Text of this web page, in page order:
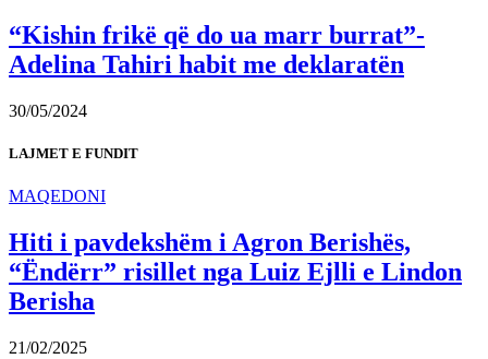
“Kishin frikë që do ua marr burrat”-
Adelina Tahiri habit me deklaratën
30/05/2024
LAJMET E FUNDIT
MAQEDONI
Hiti i pavdekshëm i Agron Berishës,
“Ëndërr” risillet nga Luiz Ejlli e Lindon
Berisha
21/02/2025